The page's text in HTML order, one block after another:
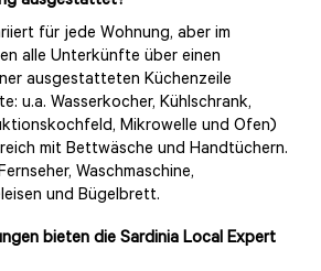
für jede Wohnung, aber im
alle Unterkünfte über einen
ausgestatteten Küchenzeile
u.a. Wasserkocher, Kühlschrank,
Mikrowelle und Ofen)
mit Bettwäsche und Handtüchern.
Waschmaschine,
und Bügelbrett.
bieten die Sardinia Local Expert